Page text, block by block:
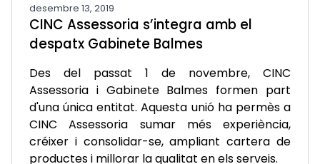
desembre 13, 2019
CINC Assessoria s’integra amb el
despatx Gabinete Balmes
Des del passat 1 de novembre, CINC
Assessoria i Gabinete Balmes formen part
d'una única entitat. Aquesta unió ha permès a
CINC Assessoria sumar més experiència,
créixer i consolidar-se, ampliant cartera de
productes i millorar la qualitat en els serveis.